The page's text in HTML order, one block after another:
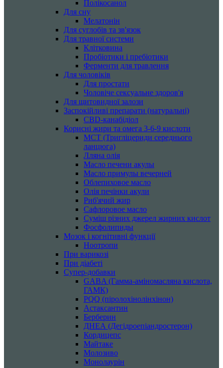
Полікосанол
Для сну
Мелатонін
Для суглобів та зв'язок
Для травної системи
Клітковина
Пробіотики і пребіотики
Ферменти для травлення
Для чоловіків
Для простати
Чоловіче сексуальне здоров'я
Для щитовидної залози
Заспокійливі препарати (натуральні)
CBD-канабідіол
Корисні жири та омега 3-6-9 кислоти
MCT (Тригліцериди середнього
ланцюга)
Лляна олія
Масло печени акулы
Масло примулы вечерней
Облепиховое масло
Олія печінки акули
Риб'ячий жир
Сафлоровое масло
Суміш різних джерел жирних кислот
Фосфолипиды
Мозок і когнітивні функції
Ноотропи
При варикозі
При діабеті
Супер-добавки
GABA (Гамма-аміномасляна кислота,
ГАМК)
PQQ (піролохінолінхінон)
Астаксантин
Берберин
ДНЕА (Дегідроепіандростерон)
Кордицепс
Майтаке
Молозиво
Монолаурін